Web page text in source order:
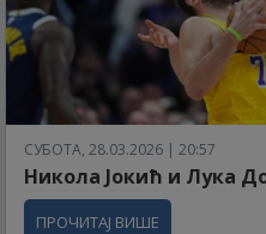
СУБОТА, 28.03.2026 | 20:57
Никола Јокић и Лука
ПРОЧИТАЈ ВИШЕ